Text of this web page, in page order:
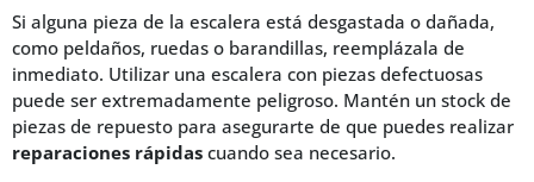
Si alguna pieza de la escalera está desgastada o dañada,
como peldaños, ruedas o barandillas, reemplázala de
inmediato. Utilizar una escalera con piezas defectuosas
puede ser extremadamente peligroso. Mantén un stock de
piezas de repuesto para asegurarte de que puedes realizar
reparaciones rápidas cuando sea necesario.